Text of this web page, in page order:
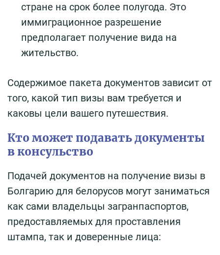
стране на срок более полугода. Это
иммиграционное разрешение
предполагает получение вида на
жительство.
Содержимое пакета документов зависит от
того, какой тип визы вам требуется и
каковы цели вашего путешествия.
Кто может подавать документы
в консульство
Подачей документов на получение визы в
Болгарию для белорусов могут заниматься
как сами владельцы загранпаспортов,
предоставляемых для проставления
штампа, так и доверенные лица: